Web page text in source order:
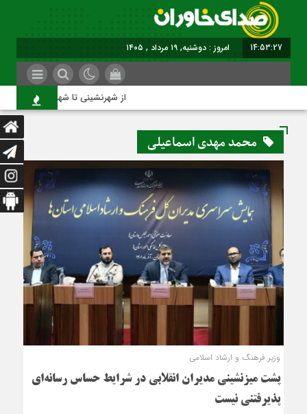
14:53:28 امروز : دوشنبه, ۱۹ مرداد , ۱۴۰۵
از شهرنشینی تا شهروندی
محمد مهدی اسماعیلی
وزیر فرهنگ و ارشاد اسلامی
پشت میزنشینی مدیران انقلابی در شرایط حساس رسانه‌ای
پذیرفتنی نیست